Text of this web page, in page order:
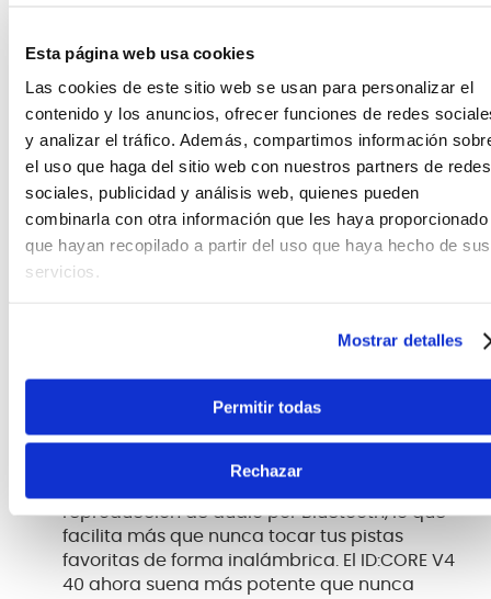
Esta página web usa cookies
Las cookies de este sitio web se usan para personalizar el
contenido y los anuncios, ofrecer funciones de redes
y analizar el tráfico. Además, compartimos información
el uso que haga del sitio web con nuestros partners de redes
sociales, publicidad y análisis web, quienes pueden
combinarla con otra información que les haya proporcionado
que hayan recopilado a partir del uso que haya hecho de sus
servicios.
Mostrar detalles
Permitir todas
Rechazar
INTERPRETA
Audio TRRS directo a teléfono para streaming
en directo o grabación de vídeos de alta
La reducción de potencia a 1 W te permite
tocar a volúmenes más bajos sin sacrificar la
reproducción de audio por Bluetooth, lo que
facilita más que nunca tocar tus pistas
favoritas de forma inalámbrica. El ID:CORE V4
40 ahora suena más potente que nunca